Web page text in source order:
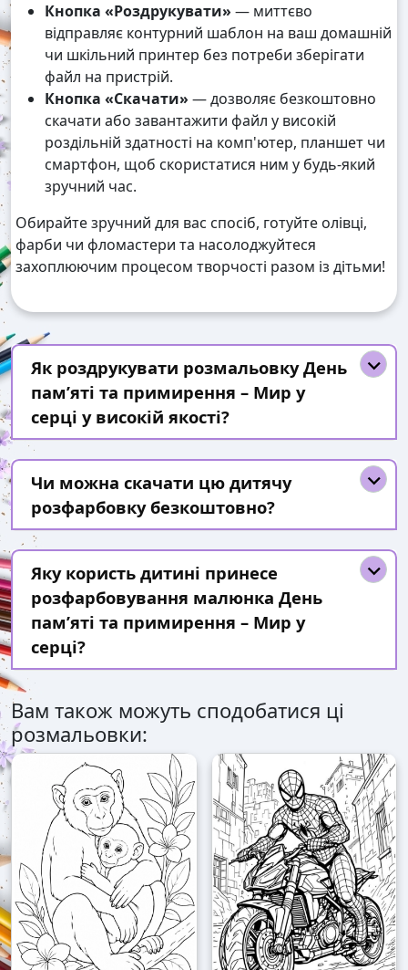
Кнопка «Роздрукувати» — миттєво
відправляє контурний шаблон на ваш домашній
чи шкільний принтер без потреби зберігати
файл на пристрій.
Кнопка «Скачати» — дозволяє безкоштовно
скачати або завантажити файл у високій
роздільній здатності на комп'ютер, планшет чи
смартфон, щоб скористатися ним у будь-який
зручний час.
Обирайте зручний для вас спосіб, готуйте олівці,
фарби чи фломастери та насолоджуйтеся
захоплюючим процесом творчості разом із дітьми!
Як роздрукувати розмальовку День
пам’яті та примирення – Мир у
серці у високій якості?
Чи можна скачати цю дитячу
розфарбовку безкоштовно?
Яку користь дитині принесе
розфарбовування малюнка День
пам’яті та примирення – Мир у
серці?
Вам також можуть сподобатися ці
розмальовки: